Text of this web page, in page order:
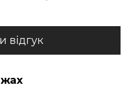
відгук